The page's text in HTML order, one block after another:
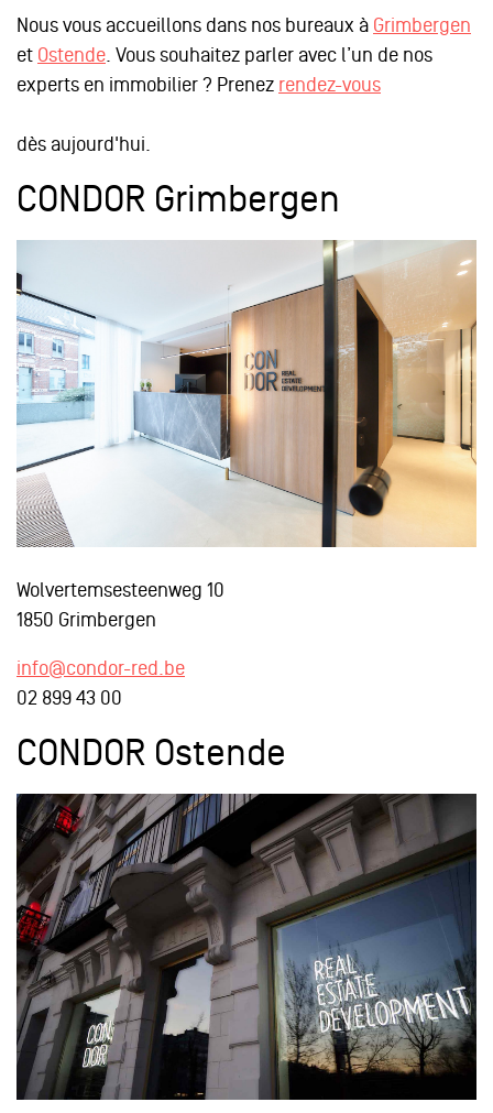
Nous vous accueillons dans nos bureaux à Grimbergen
et Ostende . Vous souhaitez parler avec l’un de nos
experts en immobilier ? Prenez rendez-vous
dès aujourd'hui.
CONDOR Grimbergen
Wolvertemsesteenweg 10
1850 Grimbergen
info@condor-red.be
02 899 43 00
CONDOR Ostende